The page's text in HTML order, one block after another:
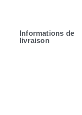
Informations de
livraison